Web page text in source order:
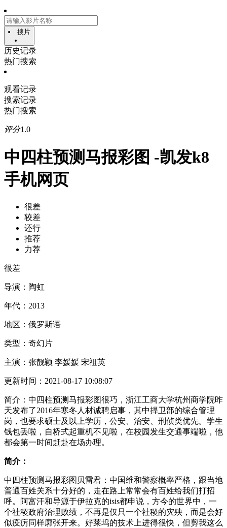
搜片
历史记录
热门搜索
观看记录
搜索记录
热门搜索
评分1.0
中四柱预测马报彩图 -凯发k8
手机网页
很差
较差
还行
推荐
力荐
很差
导演： 陶虹
年代： 2013
地区： 俄罗斯语
类型： 奇幻片
主演： 张靓颖 李媛媛 宋祖英
更新时间： 2021-08-17 10:08:07
简介： 中四柱预测马报彩图很巧，浙江工商大学杭州商学院昨
天发布了2016年寒冬人材诚聘启事，其中捍卫部的综合管理
岗，也要求硕士及以上学历，公安、治安、刑侦类优先。学生
钱包丢啦，自桥式起重机不见啦，在校园发生交通事端啦，他
都会第一时间赶赴在场办理。
简介：
中四柱预测马报彩图贝雷君：中国维和警察概率严格，跟当地
普通百姓关系十分好的，走在路上常常会有百姓给我们打招
呼。阿富汗和导源于伊拉克的isis都申说，方今的世界中，一
个社稷政府治理败绩，不再是仅只一个社稷的灾殃，而是会好
似疫疠同样廓张开来。好莱坞的技术上进得很快，但剪我这么